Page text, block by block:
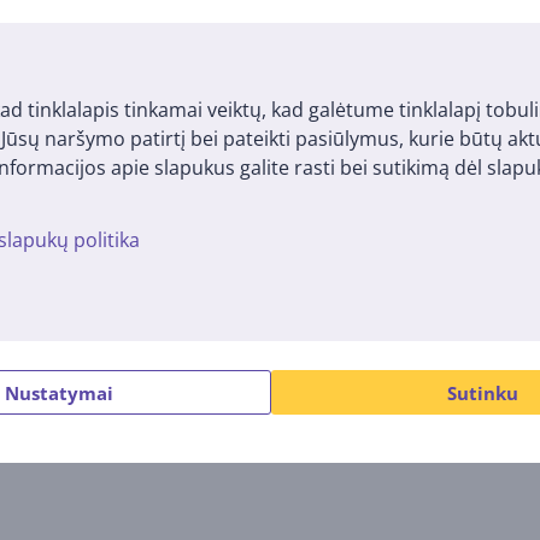
tinklalapis tinkamai veiktų, kad galėtume tinklalapį
naršymo patirtį bei pateikti pasiūlymus, kurie būtų
apie slapukus galite rasti bei sutikimą dėl
politika
Nustatymai Sutinku
tiesintuvas
HS20
Panašios prekės